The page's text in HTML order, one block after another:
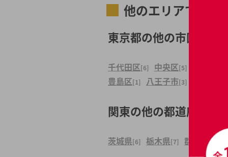
他のエリアで探す
東京都の他の市区町村
千代田区[6] 中央区[5]
豊島区[1] 八王子市[3]
関東の他の都道府県
茨城県[6] 栃木県[7] 群馬県[8]